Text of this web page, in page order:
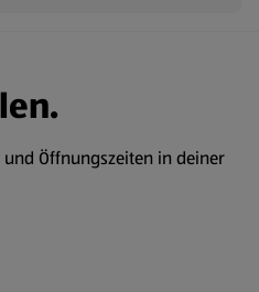
und Öffnungszeiten in deiner